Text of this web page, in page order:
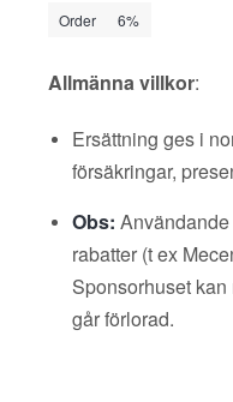
Order 6%
Allmänna villkor:
Ersättning ges i
försäkringar,
Obs:
rabatter (t ex
Sponsorhuset
går förlorad.